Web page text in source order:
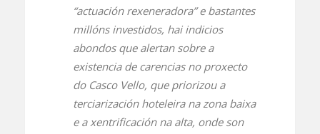
“actuación rexeneradora” e bastantes
millóns investidos, hai indicios
abondos que alertan sobre a
existencia de carencias no proxecto
do Casco Vello, que priorizou a
terciarización hoteleira na zona baixa
e a xentrificación na alta, onde son